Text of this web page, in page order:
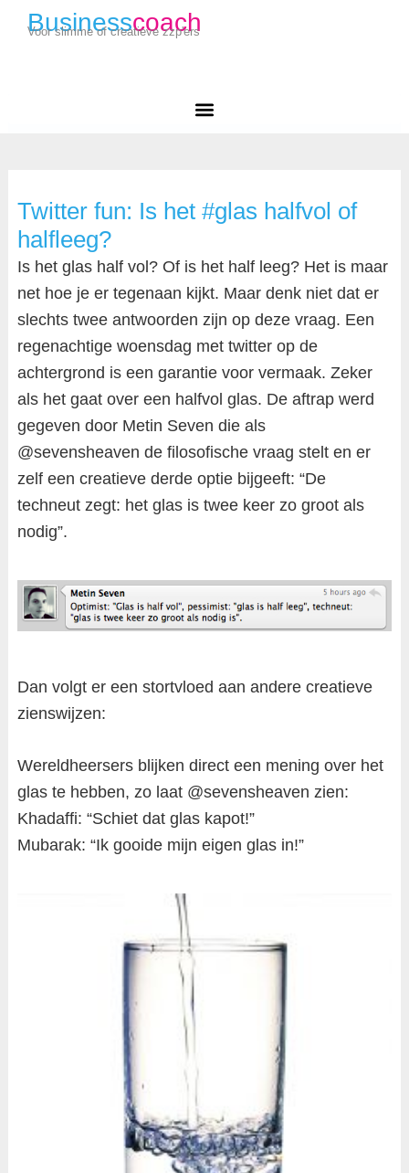
Businesscoach
Voor slimme of creatieve zzp'ers
Twitter fun: Is het #glas halfvol of
halfleeg?
Is het glas half vol? Of is het half leeg? Het is maar
net hoe je er tegenaan kijkt. Maar denk niet dat er
slechts twee antwoorden zijn op deze vraag. Een
regenachtige woensdag met twitter op de
achtergrond is een garantie voor vermaak. Zeker
als het gaat over een halfvol glas. De aftrap werd
gegeven door Metin Seven die als
@sevensheaven de filosofische vraag stelt en er
zelf een creatieve derde optie bijgeeft: “De
techneut zegt: het glas is twee keer zo groot als
nodig”.
Dan volgt er een stortvloed aan andere creatieve
zienswijzen:
Wereldheersers blijken direct een mening over het
glas te hebben, zo laat @sevensheaven zien:
Khadaffi: “Schiet dat glas kapot!”
Mubarak: “Ik gooide mijn eigen glas in!”